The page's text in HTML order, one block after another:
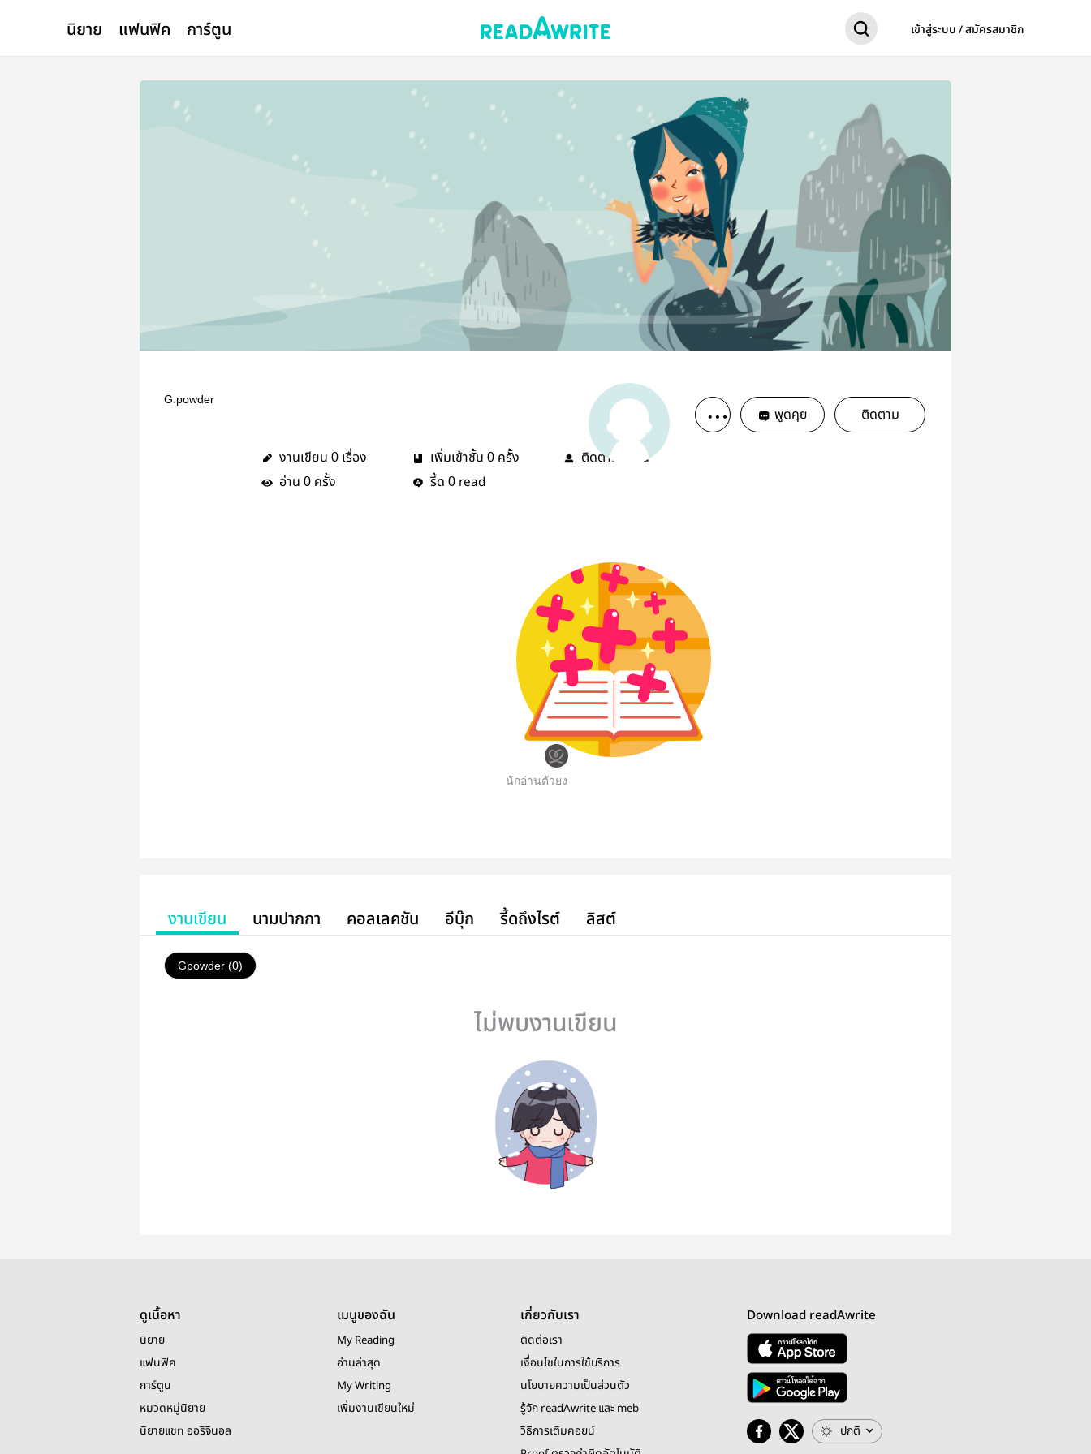
นิยาย แฟนฟิค การ์ตูน เข้าสู่ระบบ / สมัครสมาชิก
G.powder
พูดคุย ติดตาม
งานเขียน 0 เรื่อง เพิ่มเข้าชั้น 0 ครั้ง ติดตาม
คน
อ่าน 0 ครั้ง รี้ด 0 read
นักอ่านตัวยง
งานเขียน นามปากกา คอลเลคชัน อีบุ๊ก รี้ดถึงไรต์ ลิสต์
Gpowder (0)
ไม่พบงานเขียน
ดูเนื้อหา
นิยาย
แฟนฟิค
การ์ตูน
หมวดหมู่นิยาย
นิยายแชท ออริจินอล
เมนูของฉัน
My Reading
อ่านล่าสุด
My Writing
เพิ่มงานเขียนใหม่
เกี่ยวกับเรา
ติดต่อเรา
เงื่อนไขในการใช้บริการ
นโยบายความเป็นส่วนตัว
รู้จัก readAwrite และ meb
วิธีการเติมคอยน์
Download readAwrite
ปกติ